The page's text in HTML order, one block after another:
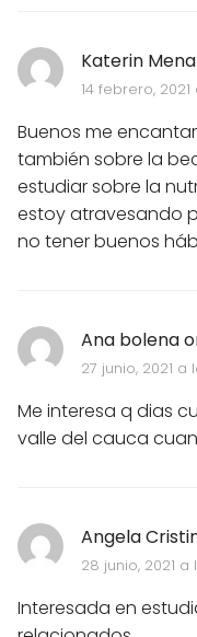
Katerin Mena
14 febrero,
Buenos me
también sobre la
estudiar sobre la
estoy atravesando
no tener buenos
Ana bolena
27 junio, 2021 a
Me interesa q dias
valle del cauca
Angela
28 junio, 2021 a
Interesada en